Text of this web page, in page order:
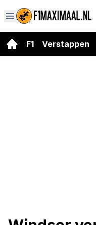
F1 Verstappen